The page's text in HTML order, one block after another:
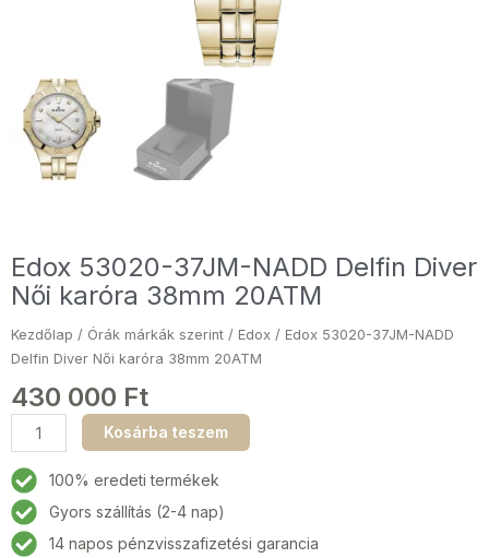
Edox 53020-37JM-NADD Delfin Diver
Női karóra 38mm 20ATM
Kezdőlap / Órák márkák szerint / Edox / Edox 53020-37JM-NADD
Delfin Diver Női karóra 38mm 20ATM
430 000 Ft
Edox
53020-
37JM-
NADD
Delfin
Diver
Kosárba teszem
100% eredeti termékek
Gyors szállítás (2-4 nap)
14 napos pénzvisszafizetési garancia